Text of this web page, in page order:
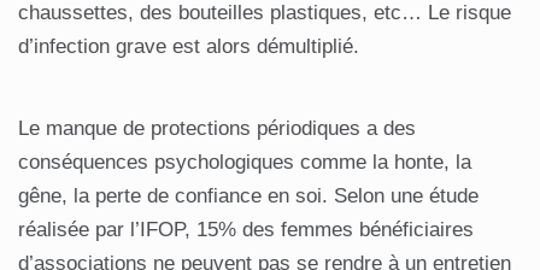
chaussettes, des bouteilles plastiques, etc… Le risque
d’infection grave est alors démultiplié.
Le manque de protections périodiques a des
conséquences psychologiques comme la honte, la
gêne, la perte de confiance en soi. Selon une étude
réalisée par l’IFOP, 15% des femmes bénéficiaires
d’associations ne peuvent pas se rendre à un entretien